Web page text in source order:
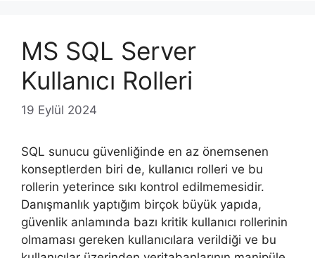
MS SQL Server
Kullanıcı Rolleri
19 Eylül 2024
SQL sunucu güvenliğinde en az önemsenen
konseptlerden biri de, kullanıcı rolleri ve bu
rollerin yeterince sıkı kontrol edilmemesidir.
Danışmanlık yaptığım birçok büyük yapıda,
güvenlik anlamında bazı kritik kullanıcı rollerinin
olmaması gereken kullanıcılara verildiği ve bu